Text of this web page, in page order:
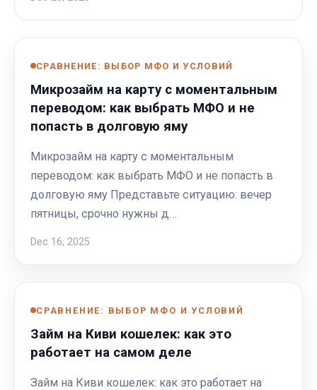
СРАВНЕНИЕ: ВЫБОР МФО И УСЛОВИЙ
Микрозайм на карту с моментальным
переводом: как выбрать МФО и не
попасть в долговую яму
Микрозайм на карту с моментальным
переводом: как выбрать МФО и не попасть в
долговую яму Представьте ситуацию: вечер
пятницы, срочно нужны д…
Dec 16, 2025
СРАВНЕНИЕ: ВЫБОР МФО И УСЛОВИЙ
Займ на Киви кошелек: как это
работает на самом деле
Займ на Киви кошелек: как это работает на